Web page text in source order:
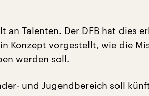
an Talenten. Der DFB hat dies
Konzept vorgestellt, wie die
werden soll.
und Jugendbereich soll